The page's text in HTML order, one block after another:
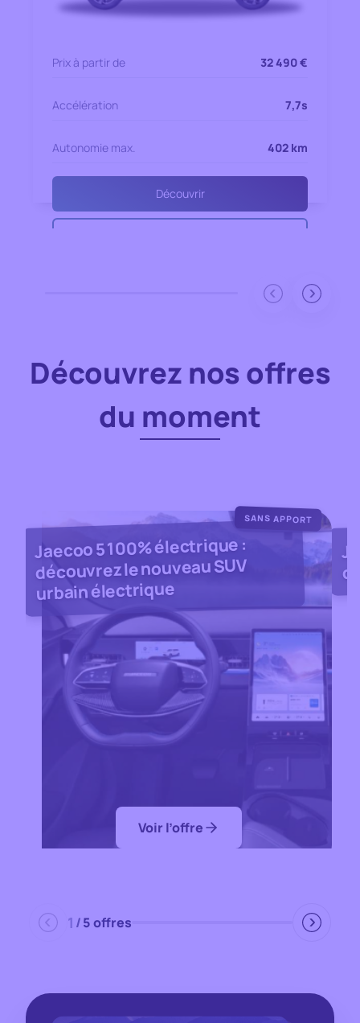
Prix à partir de 32 490 €
Accélération 7,7s
Autonomie max. 402 km
Découvrir
Découvrez nos offres
du moment
SANS APPORT
Jaecoo 5 100% électrique :
découvrez le nouveau SUV
urbain électrique
Voir l’offre
1 /5offres